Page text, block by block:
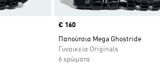
Price
€ 160
Παπούτσια Mega Ghostride
Γυναικεία Originals
6 χρώματα